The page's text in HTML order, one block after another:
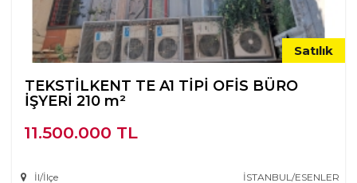
Satılık
TEKSTİLKENT TE A1 TİPİ OFİS BÜRO
İŞYERİ 210 m²
11.500.000 TL
İl/İlçe İSTANBUL/ESENLER